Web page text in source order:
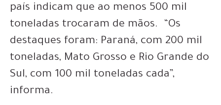
país indicam que ao menos 500 mil
toneladas trocaram de mãos. “Os
destaques foram: Paraná, com 200 mil
toneladas, Mato Grosso e Rio Grande do
Sul, com 100 mil toneladas cada”,
informa.